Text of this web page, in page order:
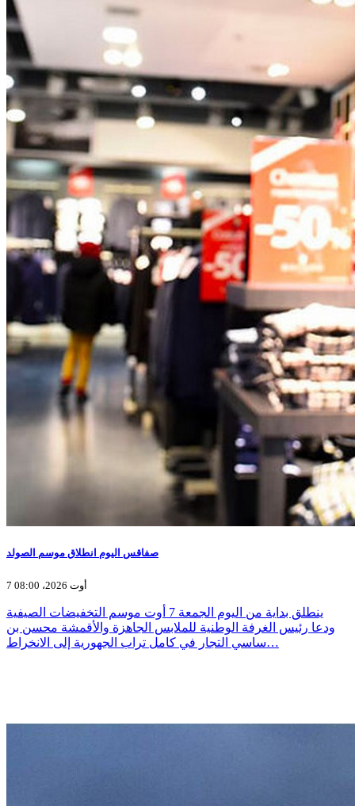
صفاقس اليوم انطلاق موسم الصولد
7 أوت 2026، 08:00
ينطلق بداية من اليوم الجمعة 7 أوت موسم التخفيضات الصيفية
ودعا رئيس الغرفة الوطنية للملابس الجاهزة والأقمشة محسن بن
ساسي التجار في كامل تراب الجهورية إلى الانخراط…